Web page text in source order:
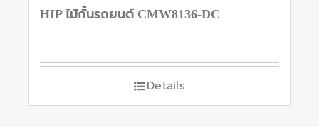
HIP ไม้กั้นรถยนต์ CMW8136-DC
Details